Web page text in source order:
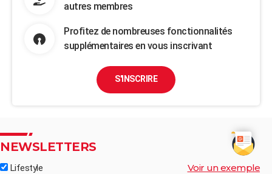
autres membres
Profitez de nombreuses fonctionnalités
supplémentaires en vous inscrivant
S'INSCRIRE
NEWSLETTERS
Lifestyle Voir un exemple